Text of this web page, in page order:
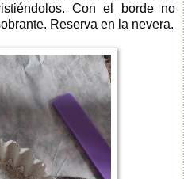
Con el borde no
Reserva en la nevera.